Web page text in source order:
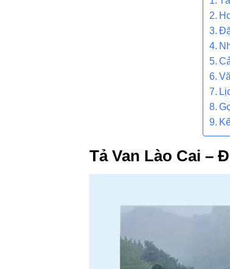
Tả Van Lào Cai –